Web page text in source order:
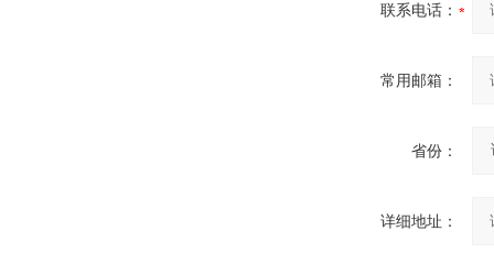
联系电话：
常用邮箱：
省份：
详细地址：